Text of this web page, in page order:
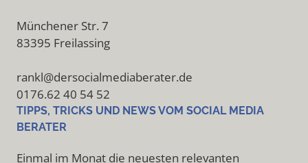
Münchener Str. 7
83395 Freilassing
rankl@dersocialmediaberater.de
0176.62 40 54 52
TIPPS, TRICKS UND NEWS VOM SOCIAL MEDIA
BERATER
Einmal im Monat die neuesten relevanten